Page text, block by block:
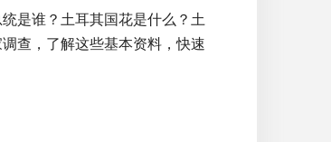
是谁？土耳其国花是什么？土
查，了解这些基本资料，快速